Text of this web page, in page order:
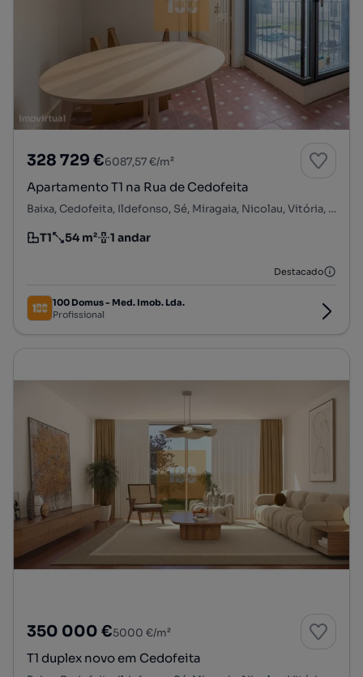
328 729 €6087,57 €/m²
Apartamento T1 na Rua de Cedofeita
Baixa, Cedofeita, Ildefonso, Sé, Miragaia, Nicolau, Vitória, Porto, Porto
Tipologia
T1
Preço por metro quadrado
54 m²
Andar 1 andar
Destacado
100 Domus - Med. Imob. Lda.
Profissional
350 000 €5000 €/m²
T1 duplex novo em Cedofeita